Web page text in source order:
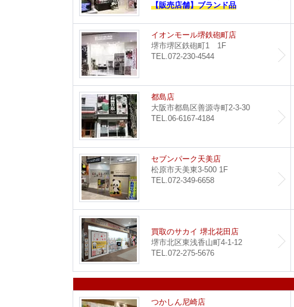
【販売店舗】ブランド品
イオンモール堺鉄砲町店
堺市堺区鉄砲町1 1F
TEL.072-230-4544
都島店
大阪市都島区善源寺町2-3-30
TEL.06-6167-4184
セブンパーク天美店
松原市天美東3-500 1F
TEL.072-349-6658
買取のサカイ 堺北花田店
堺市北区東浅香山町4-1-12
TEL.072-275-5676
つかしん尼崎店